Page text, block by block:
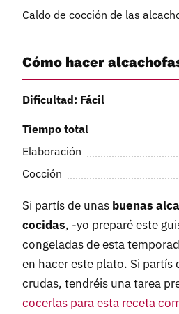
Caldo de cocción de las
Cómo hacer
Dificultad: Fácil
Tiempo total
Elaboración
Cocción
Si partís de unas buenas
cocidas, -yo preparé este
congeladas de esta
en hacer este plato. Si partís
crudas, tendréis una tarea
cocerlas para esta receta